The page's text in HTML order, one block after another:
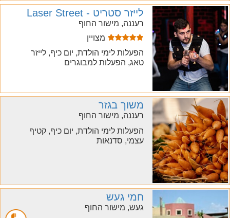
לייזר סטריט - Laser Street
רעננה, מישור החוף
מצויין
הפעלות לימי הולדת, יום כיף, לייזר
טאג, הפעלות למבוגרים
משוך בגזר
רעננה, מישור החוף
הפעלות לימי הולדת, יום כיף, קטיף
עצמי, סדנאות
חמי געש
געש, מישור החוף